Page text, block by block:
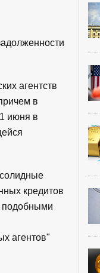
агентств
в
июня в
кредитов
подобными
агентов"